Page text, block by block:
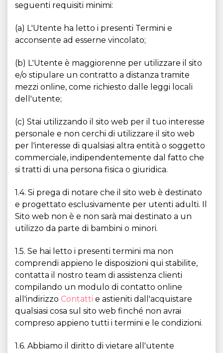
seguenti requisiti minimi:
(a) L'Utente ha letto i presenti Termini e
acconsente ad esserne vincolato;
(b) L'Utente è maggiorenne per utilizzare il sito
e/o stipulare un contratto a distanza tramite
mezzi online, come richiesto dalle leggi locali
dell'utente;
(c) Stai utilizzando il sito web per il tuo interesse
personale e non cerchi di utilizzare il sito web
per l'interesse di qualsiasi altra entità o soggetto
commerciale, indipendentemente dal fatto che
si tratti di una persona fisica o giuridica.
1.4. Si prega di notare che il sito web è destinato
e progettato esclusivamente per utenti adulti. Il
Sito web non è e non sarà mai destinato a un
utilizzo da parte di bambini o minori.
1.5. Se hai letto i presenti termini ma non
comprendi appieno le disposizioni qui stabilite,
contatta il nostro team di assistenza clienti
compilando un modulo di contatto online
all'indirizzo Contatti e astieniti dall'acquistare
qualsiasi cosa sul sito web finché non avrai
compreso appieno tutti i termini e le condizioni.
1.6. Abbiamo il diritto di vietare all'utente